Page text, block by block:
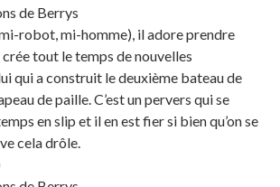
de Berrys
robot, mi-homme), il adore prendre
tout le temps de nouvelles
qui a construit le deuxième bateau de
de paille. C’est un pervers qui se
en slip et il en est fier si bien qu’on se
cela drôle.